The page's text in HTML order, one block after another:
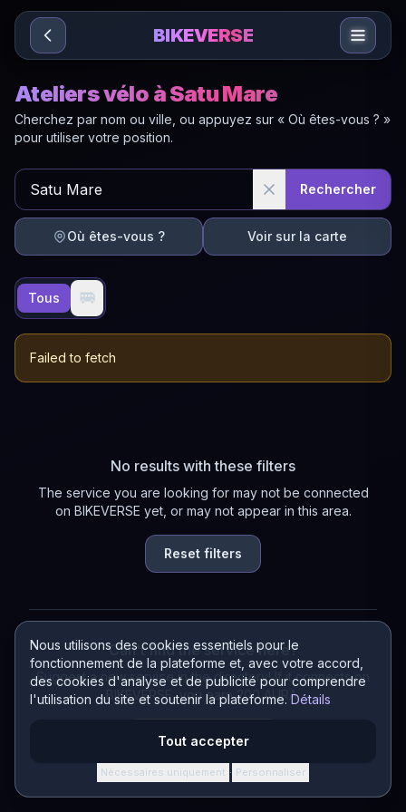
Sari la conținut
Nous utilisons des cookies essentiels pour le
fonctionnement de la plateforme et, avec votre accord,
des cookies d'analyse et de publicité pour comprendre
l'utilisation du site et soutenir la plateforme. Détails
Tout accepter
Nécessaires uniquement · Personnaliser
BIKEVERSE
Ateliers vélo à Satu Mare
Cherchez par nom ou ville, ou appuyez sur « Où êtes-vous ? »
pour utiliser votre position.
Rechercher
Où êtes-vous ? Voir sur la carte
Tous 🚐
Failed to fetch
No results with these filters
The service you are looking for may not be connected
on BIKEVERSE yet, or may not appear in this area.
Reset filters
Can't find the service here?
Suggest a new service in the directory! If it connects on
BIKEVERSE, you earn 200 AURA.
Suggest a service